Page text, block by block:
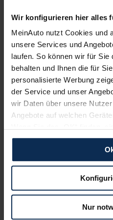
Wir konfigurieren hier alles
MeinAuto nutzt Cookies und
unsere Services und
laufen. So können wir für Sie
behalten und Ihnen die für
personalisierte Werbung
der Service und unser
wir Daten über unsere
Angebote auf welchen
und erlauben uns Cookies
verwenden und diese Daten
etwa an unsere
zustimmen möchten,
dann nicht auf Sie
perfekt auf dem Weg zu
Nur
Nissan